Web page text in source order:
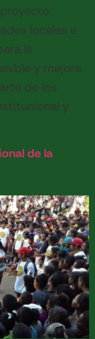
locales e
la
y mejora
de los
y
de la